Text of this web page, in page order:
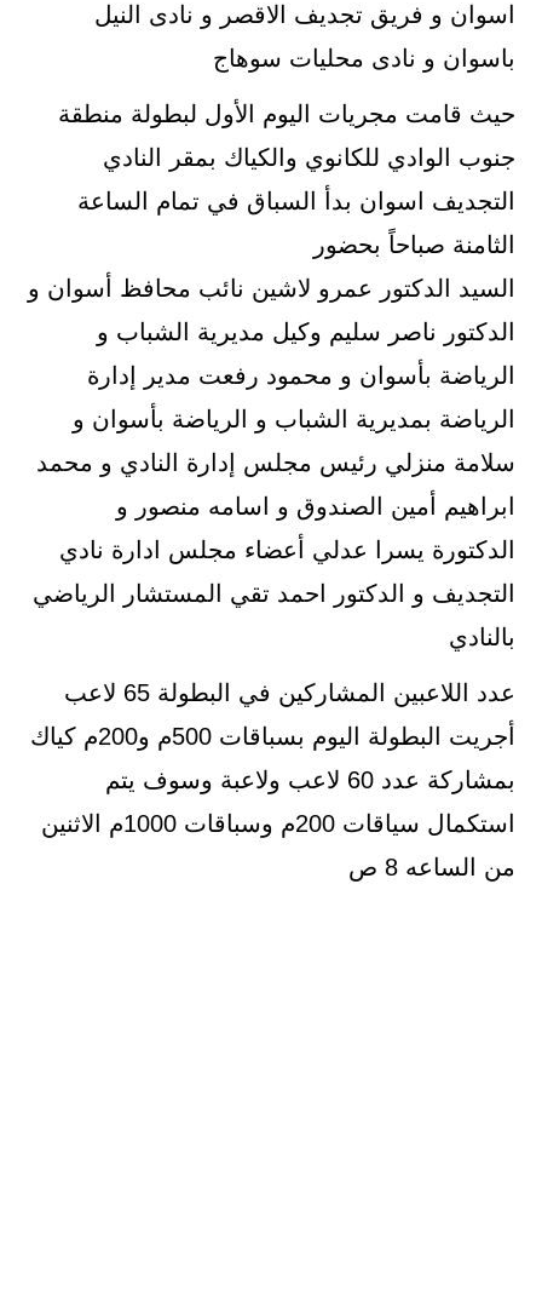
اسوان و فريق تجديف الاقصر و نادى النيل
باسوان و نادى محليات سوهاج
حيث قامت مجريات اليوم الأول لبطولة منطقة
جنوب الوادي للكانوي والكياك بمقر النادي
التجديف اسوان بدأ السباق في تمام الساعة
الثامنة صباحاً بحضور
السيد الدكتور عمرو لاشين نائب محافظ أسوان و
الدكتور ناصر سليم وكيل مديرية الشباب و
الرياضة بأسوان و محمود رفعت مدير إدارة
الرياضة بمديرية الشباب و الرياضة بأسوان و
سلامة منزلي رئيس مجلس إدارة النادي و محمد
ابراهيم أمين الصندوق و اسامه منصور و
الدكتورة يسرا عدلي أعضاء مجلس ادارة نادي
التجديف و الدكتور احمد تقي المستشار الرياضي
بالنادي
عدد اللاعبين المشاركين في البطولة 65 لاعب
أجريت البطولة اليوم بسباقات 500م و200م كياك
بمشاركة عدد 60 لاعب ولاعبة وسوف يتم
استكمال سياقات 200م وسباقات 1000م الاثنين
من الساعه 8 ص